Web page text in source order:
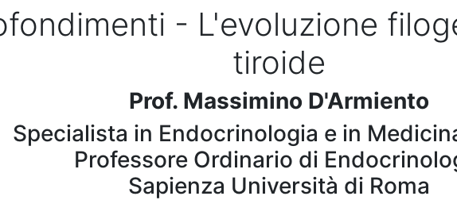
- L'evoluzione
tiroide
Prof. Massimino D'Armiento
Specialista in Endocrinologia e in
Professore Ordinario di
Sapienza Università di Roma